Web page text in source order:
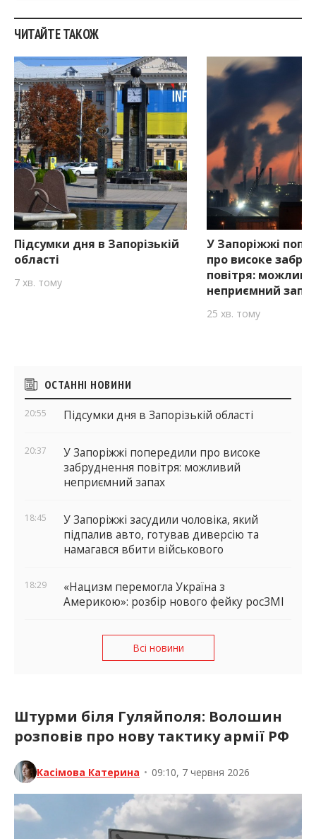
Підсумки дня в Запорізькій
У Запоріжжі
про високе
повітря:
Бічні
віджети
ОСТАННІ НОВИНИ
У Запоріжжі попередили про високе
забруднення повітря: можливий
У Запоріжжі засудили чоловіка, який
підпалив авто, готував диверсію та
«Нацизм перемогла Україна з
Всі новини
Штурми біля Гуляйполя: Волошин